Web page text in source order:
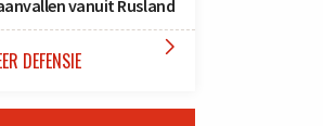
vanuit Rusland
DEFENSIE 